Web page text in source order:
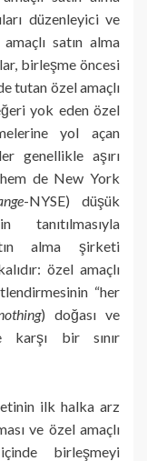
düzenleyici ve
satın alma
birleşme öncesi
tutan özel amaçlı
yok eden özel
yol açan
genellikle aşırı
hem de New York
-NYSE) düşük
tanıtılmasıyla
alma şirketi
özel amaçlı
“her
) doğası ve
karşı bir sınır
ilk halka arz
ve özel amaçlı
birleşmeyi